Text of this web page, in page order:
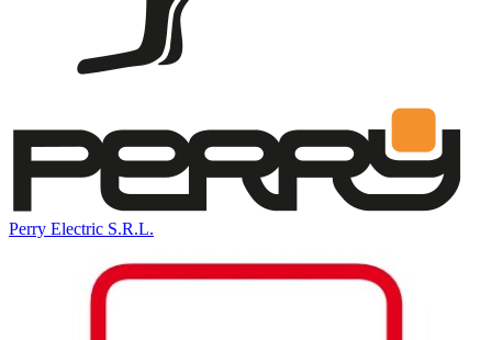
Perry Electric S.R.L.